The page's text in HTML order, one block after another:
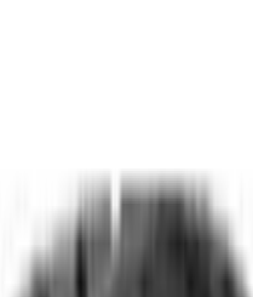
Winter 2